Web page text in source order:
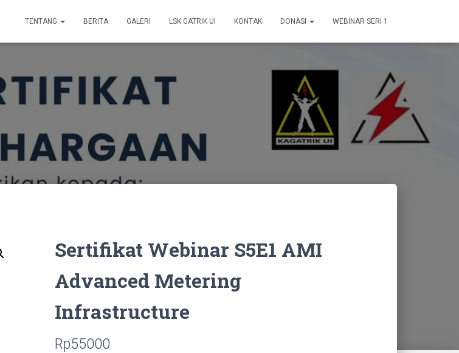
TENTANG BERITA GALERI LSK GATRIK UI KONTAK DONASI WEBINAR SERI 1
Sertifikat Webinar S5E1 AMI
Advanced Metering
Infrastructure
Rp55000